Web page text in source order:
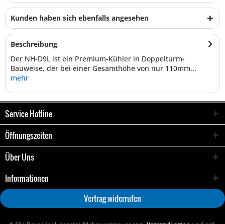
Kunden haben sich ebenfalls angesehen
Beschreibung
Der NH-D9L ist ein Premium-Kühler in Doppelturm-
Bauweise, der bei einer Gesamthöhe von nur 110mm...
mehr
Service Hotline
Öffnungszeiten
Über Uns
Informationen
Vertrag widerrufen